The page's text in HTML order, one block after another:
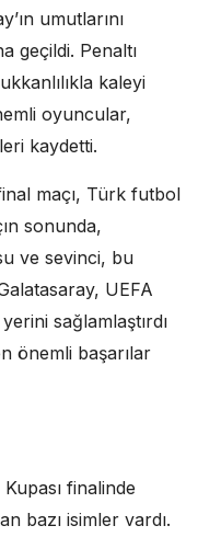
umutlarını
geçildi. Penaltı
kaleyi
oyuncular,
kaydetti.
maçı, Türk futbol
sonunda,
ve sevinci, bu
UEFA
sağlamlaştırdı
önemli başarılar
Kupası finalinde
bazı isimler vardı.